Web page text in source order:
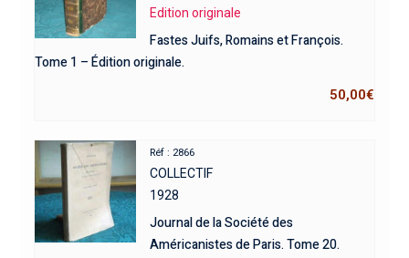
Edition originale
Fastes Juifs, Romains et François.
Tome 1 – Édition originale.
50,00€
Réf : 2866
COLLECTIF
1928
Journal de la Société des
Américanistes de Paris. Tome 20.